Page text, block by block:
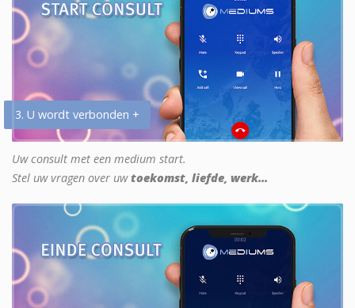
3. U wordt verbonden +
Uw consult met een medium start.
Stel uw vragen over uwtoekomst, liefde, werk...